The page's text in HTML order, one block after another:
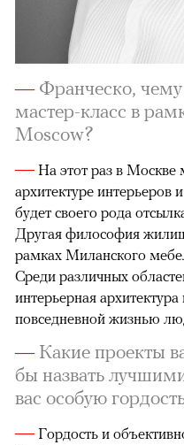
—Франческо,
мастер-класс в
Moscow?
—На этот раз в Москве
архитектуре интерьеров
будет своего рода
Другая философия
рамках Миланского
Среди различных
интерьерная
повседневной жизнью
—Какие проекты
бы назвать
вас особую
—Гордость и